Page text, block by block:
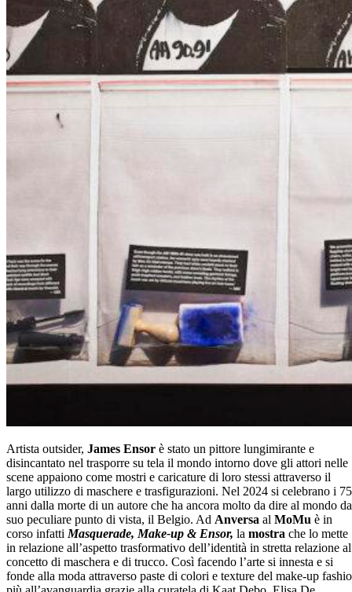
Artista outsider, James Ensor è stato un pittore lungimirante e
disincantato nel trasporre su tela il mondo intorno dove gli attori nelle
scene appaiono come mostri e caricature di loro stessi attraverso il
largo utilizzo di maschere e trasfigurazioni. Nel 2024 si celebrano i 75
anni dalla morte di un autore che ha ancora molto da dire al mondo
suo peculiare punto di vista, il Belgio. Ad Anversa al MoMu è in
corso infatti Masquerade, Make-up & Ensor, la mostra che lo mette
in relazione all’aspetto trasformativo dell’identità in stretta relazione al
concetto di maschera e di trucco. Così facendo l’arte si innesta e si
fonde alla moda attraverso paste di colori e texture del make-up